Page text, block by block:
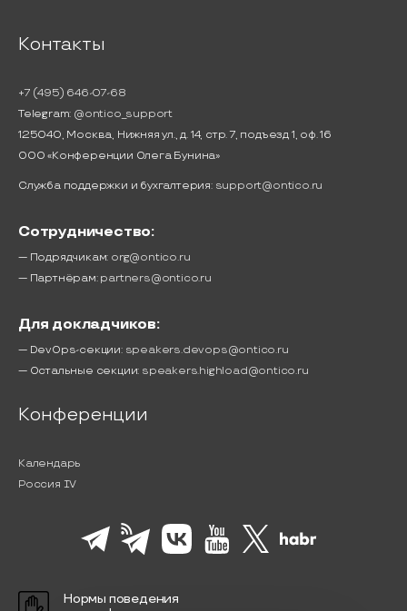
Контакты
+7 (495) 646-07-68
Telegram: @ontico_support
125040, Москва, Нижняя ул., д. 14, стр. 7, подъезд 1, оф. 16
ООО «Конференции Олега Бунина»
Служба поддержки и бухгалтерия: support@ontico.ru
Сотрудничество:
— Подрядчикам: org@ontico.ru
— Партнёрам: partners@ontico.ru
Для докладчиков:
— DevOps-секции: speakers.devops@ontico.ru
— Остальные секции: speakers.highload@ontico.ru
Конференции
Календарь
Россия IV
Нормы поведения